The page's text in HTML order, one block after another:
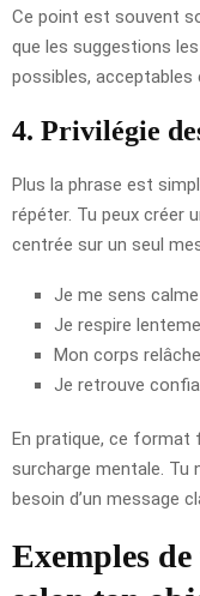
Ce point est souvent
que les suggestions
possibles, acceptables
4. Privilégie
Plus la phrase est
répéter. Tu peux créer
centrée sur un seul
Je me sens
Je respire
Mon corps
Je retrouve
En pratique, ce format
surcharge mentale. Tu
besoin d’un message
Exemples